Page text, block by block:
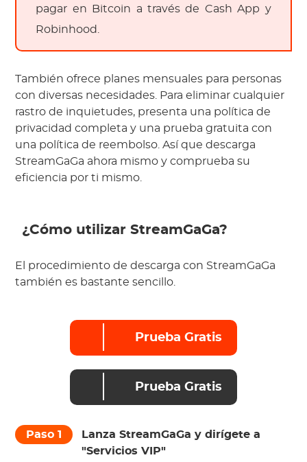
pagar en Bitcoin a través de Cash App y
Robinhood.
También ofrece planes mensuales para personas
con diversas necesidades. Para eliminar cualquier
rastro de inquietudes, presenta una política de
privacidad completa y una prueba gratuita con
una política de reembolso. Así que descarga
StreamGaGa ahora mismo y comprueba su
eficiencia por ti mismo.
¿Cómo utilizar StreamGaGa?
El procedimiento de descarga con StreamGaGa
también es bastante sencillo.
Prueba Gratis
Prueba Gratis
Paso 1
Lanza StreamGaGa y dirígete a
"Servicios VIP"